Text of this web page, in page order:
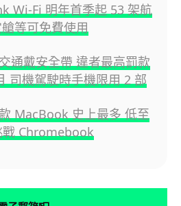
Wi-Fi 明年首季起 53 架航
等可免費使用
通戴安全帶 違者最高罰款
司機駕駛時手機限用 2 部
MacBook 史上最多 低至
戰 Chromebook